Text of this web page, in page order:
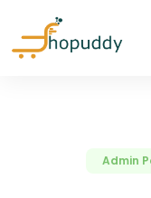
Admin